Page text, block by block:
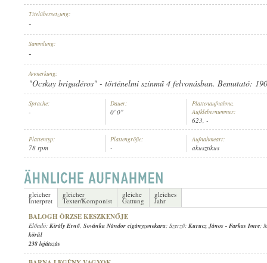
INTERPRET:
Titelübersetzung:
-
Sammlung:
-
Anmerkung:
"Ocskay brigadéros" - történelmi színmű 4 felvonásban. Bemutató:
Sprache:
-
Dauer:
0' 0"
Plattenaufnahme,
Aufklebernummer:
623, -
Plattentyp:
78 rpm
Plattengröße:
-
Aufnahmeart:
akusztikus
gleicher
Interpret
gleicher
Texter/Komponist
gleiche
Gattung
gleiches
Jahr
BALOGH ÖRZSE KESZKENŐJE
Előadó: Király Ernő, Sovánka Nándor cigányzenekara; Szerző: Kurucz János - Farkas Imre;
körül
238 lejátszás